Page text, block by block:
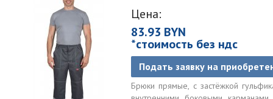
Цена:
83.93 BYN
*стоимость без ндс
Подать заявку на
Брюки прямые, с застёжкой